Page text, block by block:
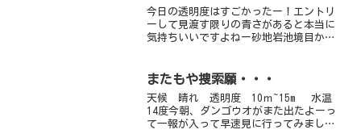
今日の透明度はすごかったー！エントリ
ーして見渡す限りの青さがあると本当に
気持ちいいですよねー砂地岩池境目から
にきてくださーーーい♪
またもや捜索願・・・
天候 晴れ 透明度 10ｍ~15m 水温
14度今朝、ダンゴウオがまた出たよーっ
て一報が入って早速見に行ってみまし